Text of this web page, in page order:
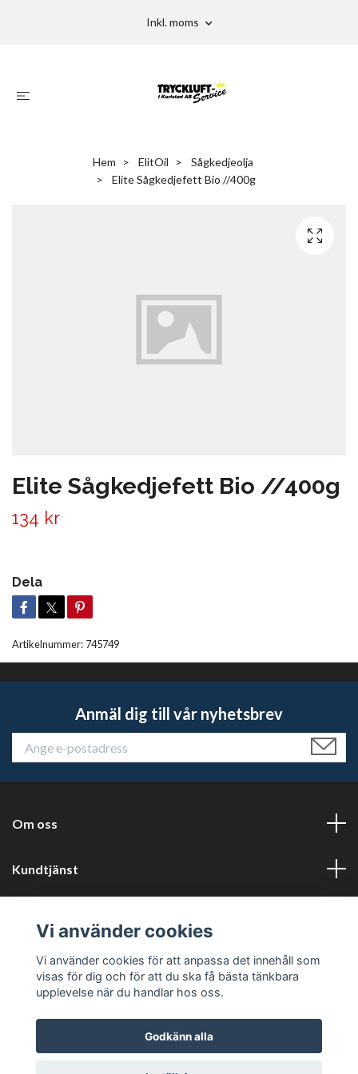
Inkl. moms
Hem ElitOil
Sågkedjeolja
Elite Sågkedjefett Bio //400g
Elite Sågkedjefett Bio //400g
134 kr
Dela
Artikelnummer: 745749
Anmäl dig till vår nyhetsbrev
Om oss
Kundtjänst
Sociala medier
© 2026 Tryckluftservice i Karlstad AB
Vi använder cookies
Vi använder cookies för att anpassa det innehåll som
visas för dig och för att du ska få bästa tänkbara
upplevelse när du handlar hos oss.
Godkänn alla